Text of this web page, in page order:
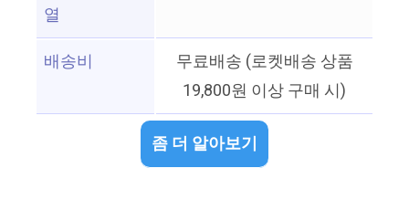
열
배송비
무료배송 (로켓배송 상품
19,800원 이상 구매 시)
좀 더 알아보기